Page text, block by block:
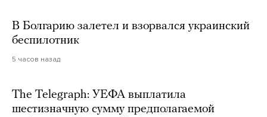
В Болгарию залетел и взорвался украинский
беспилотник
5 часов назад
The Telegraph: УЕФА выплатила
шестизначную сумму предполагаемой